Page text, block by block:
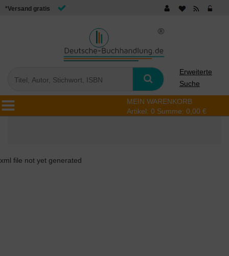
*Versand gratis
Erweiterte
Suche
MEIN WARENKORB
Artikel: 0 Summe: 0,00 €
xml file not yet generated